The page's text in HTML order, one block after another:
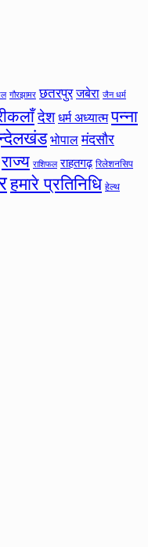
गौरझामर छतरपुर जबेरा जैन धर्म
देश धर्म अध्यात्म पन्ना
भोपाल मंदसौर
राज्य राशिफल राहतगढ़ रिलेशनसिप
हमारे प्रतिनिधि हेल्थ